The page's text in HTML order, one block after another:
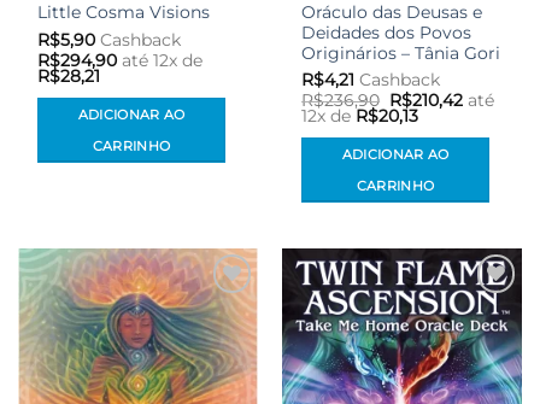
Little Cosma Visions
R$5,90 Cashback
R$294,90 até 12x de
R$28,21
ADICIONAR AO
CARRINHO
Oráculo das Deusas e
Deidades dos Povos
Originários – Tânia Gori
R$4,21 Cashback
R$236,90 O
preço
original
era:
R$236,90.
R$210,42Oaté
12x de R$20,13
ADICIONAR AO
CARRINHO
Adicionar
aos meus
desejos
Adicionar
aos meus
desejos